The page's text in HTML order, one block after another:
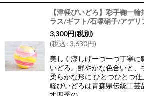
【津軽びいどろ】彩手鞠一
ラス/ギフト/石塚硝子/アデリ
3,300円(税別)
(税込: 3,630円)
美しく涼しげ一つ一つ丁寧に
いどろ。鮮やかな色合いと、
柔らかな形に ひとつひとつ
軽びいどろは青森県伝統工